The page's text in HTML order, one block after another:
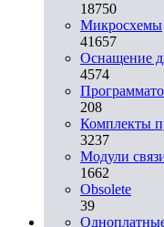
18750
Микросхемы
41657
Оснащение
4574
208
Комплекты
3237
Модули
1662
Obsolete
39